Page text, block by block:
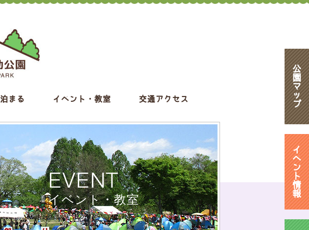
泊まる イベント・教室 交通アクセス
公
園
マ
ッ
プ
イ
ベ
ン
ト
情
報
EVENT
イベント・教室